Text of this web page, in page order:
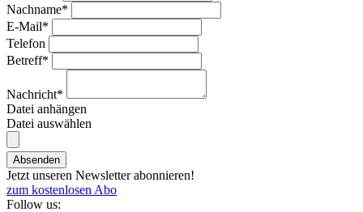
Nachname*
E-Mail*
Telefon
Betreff*
Nachricht*
Datei anhängen
Datei auswählen
Absenden
Jetzt unseren Newsletter abonnieren!
zum kostenlosen Abo
Follow us: